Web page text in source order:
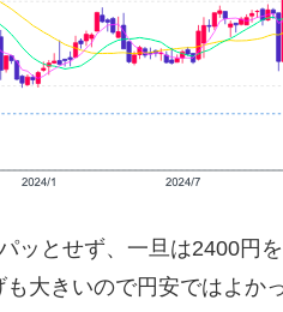
ッとせず、一旦は2400円
大きいので円安ではよか